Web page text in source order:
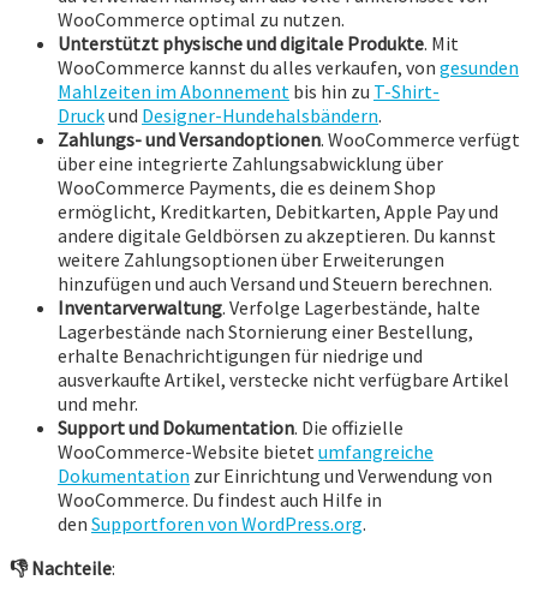
WooCommerce optimal zu nutzen.
Unterstützt physische und digitale Produkte. Mit
WooCommerce kannst du alles verkaufen, von gesunden
Mahlzeiten im Abonnement bis hin zu T-Shirt-
Druckund Designer-Hundehalsbändern.
Zahlungs- und Versandoptionen. WooCommerce verfügt
über eine integrierte Zahlungsabwicklung über
WooCommerce Payments, die es deinem Shop
ermöglicht, Kreditkarten, Debitkarten, Apple Pay und
andere digitale Geldbörsen zu akzeptieren. Du kannst
weitere Zahlungsoptionen über Erweiterungen
hinzufügen und auch Versand und Steuern berechnen.
Inventarverwaltung. Verfolge Lagerbestände, halte
Lagerbestände nach Stornierung einer Bestellung,
erhalte Benachrichtigungen für niedrige und
ausverkaufte Artikel, verstecke nicht verfügbare Artikel
und mehr.
Support und Dokumentation. Die offizielle
WooCommerce-Website bietet umfangreiche
Dokumentation zur Einrichtung und Verwendung von
WooCommerce. Du findest auch Hilfe in
den Supportforen von WordPress.org.
👎 Nachteile: